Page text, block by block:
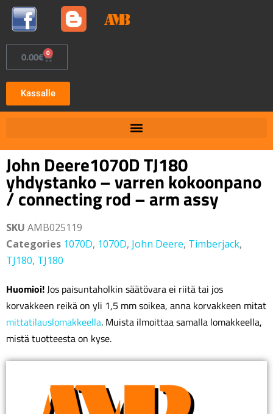
0.00€ 0
Kassalle
John Deere1070D TJ180
yhdystanko – varren kokoonpano
/ connecting rod – arm assy
SKU AMB025119
Categories 1070D, 1070D, John Deere, Timberjack,
TJ180, TJ180
Huomioi!Jos paisuntaholkin säätövara ei riitä tai jos
korvakkeen reikä on yli 1,5 mm soikea, anna korvakkeen mitat
mittatilauslomakkeella. Muista ilmoittaa samalla lomakkeella,
mistä tuotteesta on kyse.